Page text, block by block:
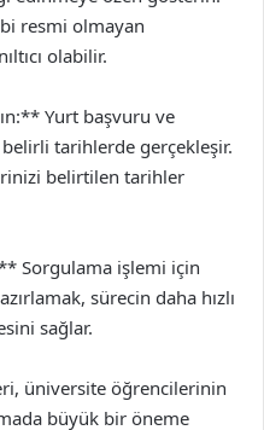
resmi olmayan
olabilir.
Yurt başvuru ve
tarihlerde gerçekleşir.
belirtilen tarihler
Sorgulama işlemi için
sürecin daha hızlı
sağlar.
üniversite öğrencilerinin
büyük bir öneme